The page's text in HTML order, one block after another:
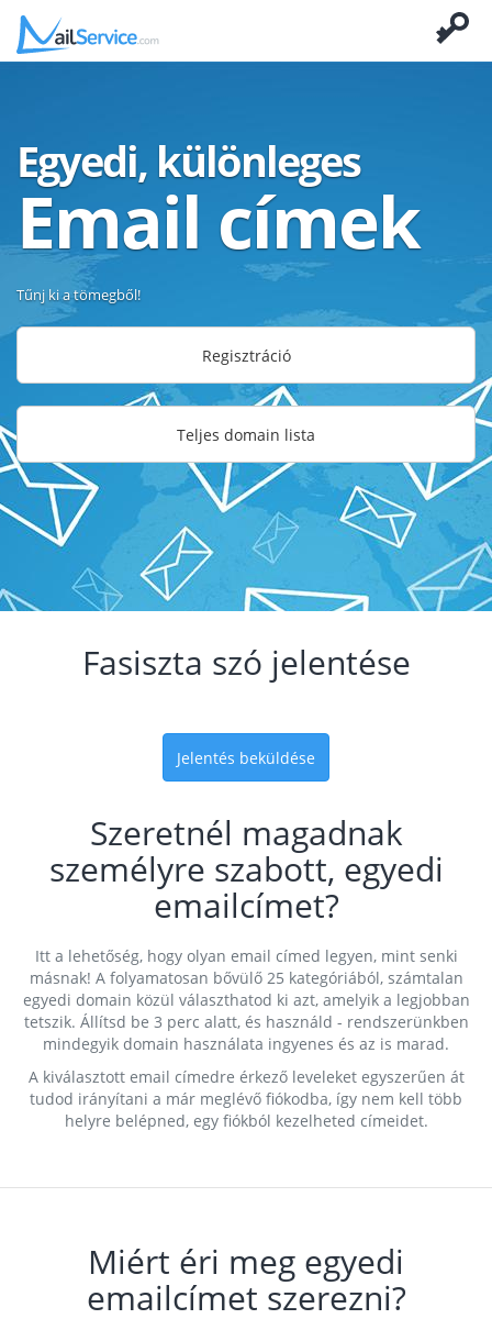
Egyedi, különleges
Email címek
Tűnj ki a tömegből!
Regisztráció
Teljes domain lista
Fasiszta szó jelentése
Jelentés beküldése
Szeretnél magadnak
személyre szabott, egyedi
emailcímet?
Itt a lehetőség, hogy olyan email címed legyen, mint senki
másnak! A folyamatosan bővülő 25 kategóriából, számtalan
egyedi domain közül választhatod ki azt, amelyik a legjobban
tetszik. Állítsd be 3 perc alatt, és használd - rendszerünkben
mindegyik domain használata ingyenes és az is marad.
A kiválasztott email címedre érkező leveleket egyszerűen át
tudod irányítani a már meglévő fiókodba, így nem kell több
helyre belépned, egy fiókból kezelheted címeidet.
Miért éri meg egyedi
emailcímet szerezni?